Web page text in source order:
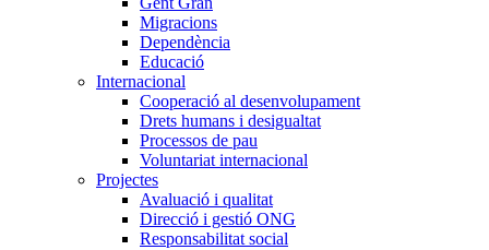
Migracions
Dependència
Educació
Internacional
Cooperació al desenvolupament
Drets humans i desigualtat
Processos de pau
Voluntariat internacional
Projectes
Avaluació i qualitat
Direcció i gestió ONG
Responsabilitat social